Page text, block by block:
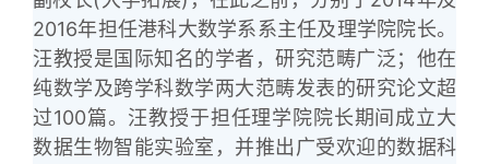
2016年担任港科大数学系系主任及理学院院长。
汪教授是国际知名的学者，研究范畴广泛；他在
纯数学及跨学科数学两大范畴发表的研究论文超
过100篇。汪教授于担任理学院院长期间成立大
数据生物智能实验室，并推出广受欢迎的数据科